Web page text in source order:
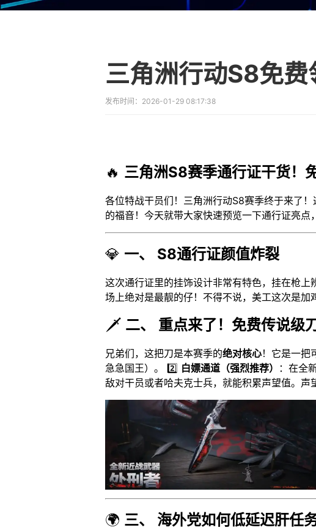
发布时间： 2026-01-29 08:17:38
🔥 三角洲S8赛季通行证干货！
各位特战干员们！三角洲行动S8赛季终于来了
的福音！今天就带大家快速预览一下通行证亮
💎 一、 S8通行证颜值炸裂
这次通行证里的挂饰设计非常有特色，挂在枪上
场上绝对是最靓的仔！不得不说，美工这次是加
🗡️ 二、 重点来了！免费传说级
兄弟们，这把刀是本赛季的绝对核心！它是一把
急急国王）。 2️⃣ 白嫖通道（强烈推荐） ：在全
敌对干员或者哈夫克士兵，就能积累声望值。声
🌍 三、 海外党如何低延迟肝任务